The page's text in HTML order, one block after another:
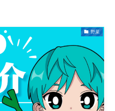
野菜